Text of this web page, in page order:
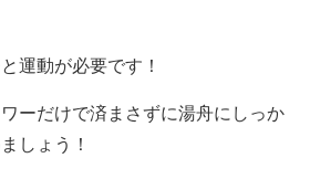
運動が必要です！
ーだけで済まさずに湯舟にしっか
しょう！